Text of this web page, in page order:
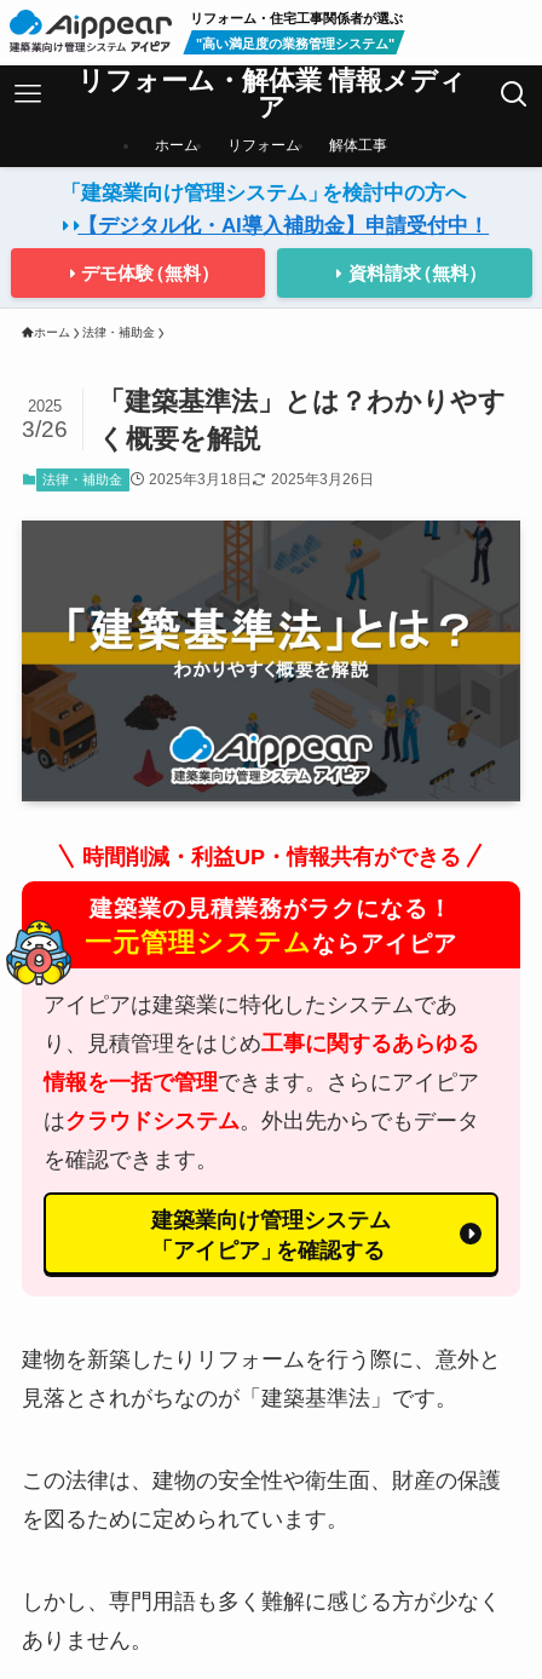
リフォーム・住宅工事関係者が選ぶ
"高い満足度の業務管理システム"
リフォーム・解体業 情報メディ
ア
ホーム リフォーム 解体工事
「建築業向け管理システム」を検討中の方へ
【デジタル化・AI導入補助金】申請受付中！
デモ体験（無料） 資料請求（無料）
ホーム 法律・補助金
「建築基準法」とは？わかりやす
く概要を解説
2025
3/26
法律・補助金 2025年3月18日 2025年3月26日
時間削減・利益UP・情報共有ができる
建築業の見積業務がラクになる！
一元管理システムならアイピア
アイピアは建築業に特化したシステムであ
り、見積管理をはじめ工事に関するあらゆる
情報を一括で管理できます。さらにアイピア
はクラウドシステム。外出先からでもデータ
を確認できます。
建築業向け管理システム
「アイピア」を確認する
建物を新築したりリフォームを行う際に、意外と
見落とされがちなのが「建築基準法」です。
この法律は、建物の安全性や衛生面、財産の保護
を図るために定められています。
しかし、専門用語も多く難解に感じる方が少なく
ありません。